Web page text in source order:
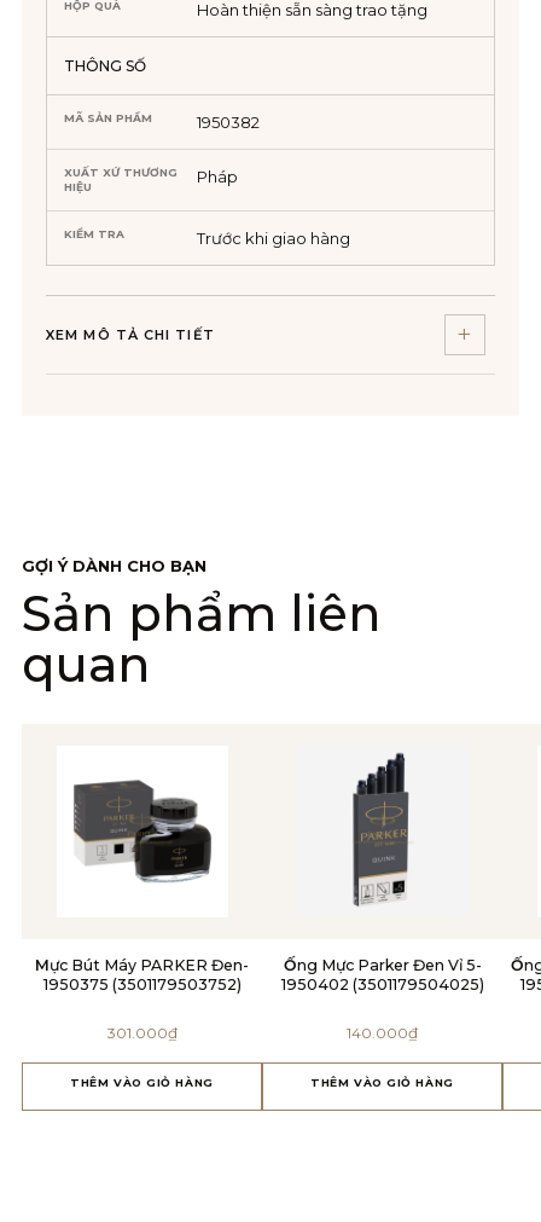
HỘP QUÀ Hoàn thiện sẵn sàng trao tặng
THÔNG SỐ
MÃ SẢN PHẨM 1950382
XUẤT XỨ THƯƠNG
HIỆU
Pháp
KIỂM TRA Trước khi giao hàng
XEM MÔ TẢ CHI TIẾT
GỢI Ý DÀNH CHO BẠN
Sản phẩm liên
quan
Mực Bút Máy PARKER Đen-
1950375 (3501179503752)
301.000₫
THÊM VÀO GIỎ HÀNG
Ống Mực Parker Đen Vỉ 5-
1950402 (3501179504025)
140.000₫
THÊM VÀO GIỎ HÀNG
Ống Mực Parker Xanh Hộp 5-